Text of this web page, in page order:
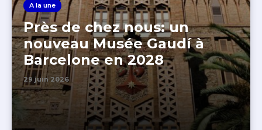
A la une
Près de chez nous: un
nouveau Musée Gaudí à
Barcelone en 2028
29 juin 2026